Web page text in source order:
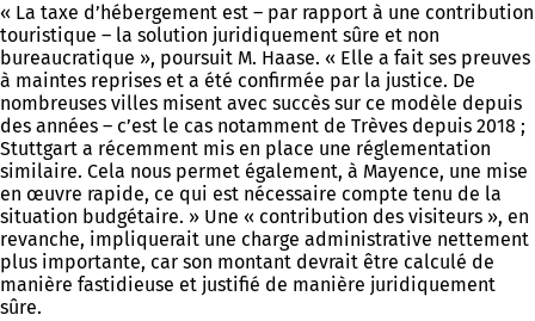
« La taxe d’hébergement est – par rapport à une contribution
touristique – la solution juridiquement sûre et non
bureaucratique », poursuit M. Haase. « Elle a fait ses preuves
à maintes reprises et a été confirmée par la justice. De
nombreuses villes misent avec succès sur ce modèle depuis
des années – c’est le cas notamment de Trèves depuis 2018 ;
Stuttgart a récemment mis en place une réglementation
similaire. Cela nous permet également, à Mayence, une mise
en œuvre rapide, ce qui est nécessaire compte tenu de la
situation budgétaire. » Une « contribution des visiteurs », en
revanche, impliquerait une charge administrative nettement
plus importante, car son montant devrait être calculé de
manière fastidieuse et justifié de manière juridiquement
sûre.